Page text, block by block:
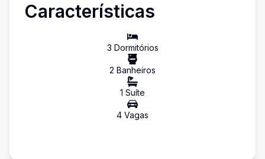
Características
3 Dormitórios
2 Banheiros
1 Suíte
4 Vagas